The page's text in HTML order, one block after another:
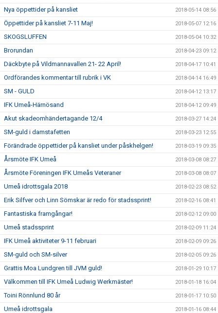
Nya öppettider på kansliet 2018-05-14 08:56
Öppettider på kansliet 7-11 Maj! 2018-05-07 12:16
SKOGSLUFFEN 2018-05-04 10:32
Brorundan 2018-04-23 09:12
Däckbyte på Vildmannavallen 21- 22 April! 2018-04-17 10:41
Ordförandes kommentar till rubrik i VK 2018-04-14 16:49
SM - GULD 2018-04-12 13:17
IFK Umeå-Härnösand 2018-04-12 09:49
Akut skadeomhändertagande 12/4 2018-03-27 14:24
SM-guld i damstafetten 2018-03-23 12:55
Förändrade öppettider på kansliet under påskhelgen! 2018-03-19 09:35
Årsmöte IFK Umeå 2018-03-08 08:27
Årsmöte Föreningen IFK Umeås Veteraner 2018-03-08 08:07
Umeå idrottsgala 2018 2018-02-23 08:52
Erik Silfver och Linn Sömskar är redo för stadssprint! 2018-02-16 08:41
Fantastiska framgångar! 2018-02-12 09:00
Umeå stadssprint 2018-02-09 11:24
IFK Umeå aktiviteter 9-11 februari 2018-02-09 09:26
SM-guld och SM-silver 2018-02-05 09:26
Grattis Moa Lundgren till JVM guld! 2018-01-29 10:17
Välkommen till IFK Umeå Ludwig Werkmäster! 2018-01-18 16:04
Toini Rönnlund 80 år 2018-01-17 10:50
Umeå idrottsgala 2018-01-16 08:44